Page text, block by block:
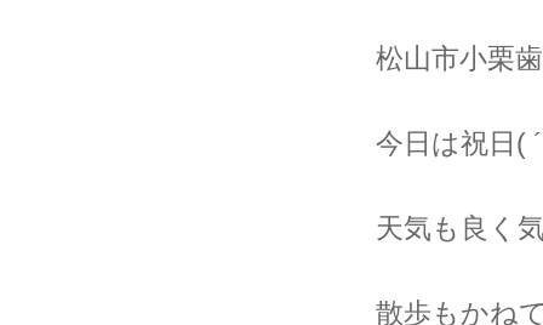
松山市小栗
今日は祝日(
天気も良く
散歩もかね